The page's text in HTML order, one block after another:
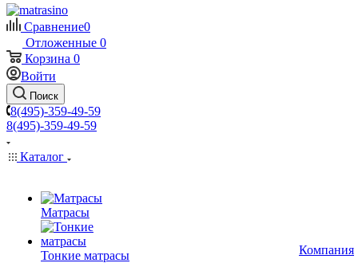
Сравнение0
Отложенные 0
Корзина 0
Войти
Поиск
8(495)-359-49-59
8(495)-359-49-59
Каталог
Матрасы
Тонкие матрасы
Компания